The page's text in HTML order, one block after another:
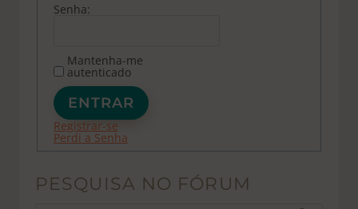
Senha:
Mantenha-me
autenticado
ENTRAR
Registrar-se
Perdi a Senha
PESQUISA NO FÓRUM